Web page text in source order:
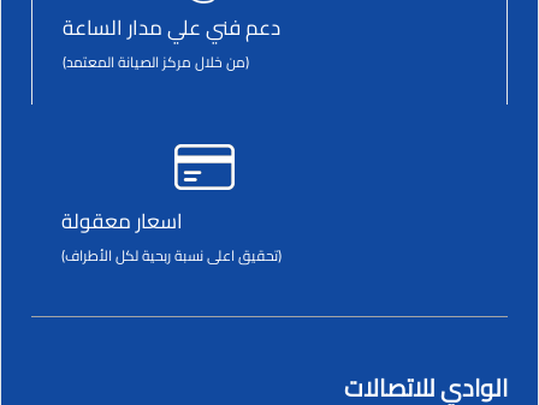
دعم فني علي مدار الساعة
(من خلال مركز الصيانة المعتمد)
اسعار معقولة
(تحقيق اعلى نسبة ربحية لكل الأطراف)
الوادي للاتصالات